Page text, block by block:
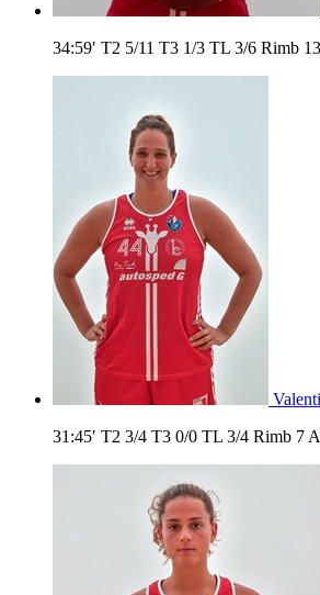
34:59′ T2 5/11 T3 1/3 TL 3/6 Rimb 13
31:45′ T2 3/4 T3 0/0 TL 3/4 Rimb 7